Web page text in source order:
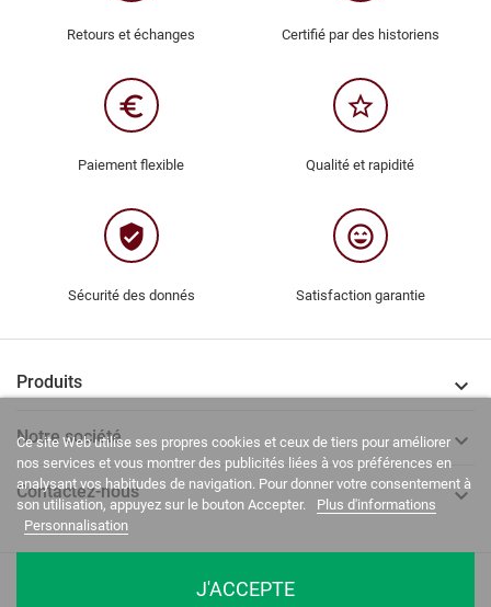
Retours et échanges Certifié par des historiens
euro_symbol
Paiement flexible
star_border
Qualité et rapidité
verified_user
Sécurité des donnés
sentiment_very_satisfied
Satisfaction garantie
Produits 
Notre société 
Contactez-nous 
Ce site Web utilise ses propres cookies et ceux de tiers pour améliorer
nos services et vous montrer des publicités liées à vos préférences en
analysant vos habitudes de navigation. Pour donner votre consentement à
son utilisation, appuyez sur le bouton Accepter.
Plus d'informations
Personnalisation
J'ACCEPTE
La Casa del Recreador © 2020-2026. Tous droits réservés.